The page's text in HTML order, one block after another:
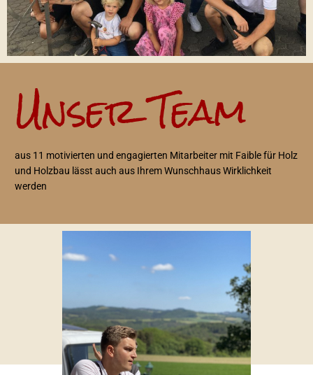
Unser Team
aus 11 motivierten und engagierten Mitarbeiter mit Faible für Holz
und Holzbau lässt auch aus Ihrem Wunschhaus Wirklichkeit
werden